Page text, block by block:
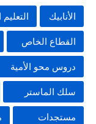
الأنابيك التعليم
القطاع الخاص
دروس محو الأمية
سلك الماستر
مستجدات